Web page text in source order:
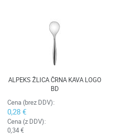
ALPEKS ŽLICA ČRNA KAVA LOGO
BD
Cena (brez DDV):
0,28 €
Cena (z DDV):
0,34 €